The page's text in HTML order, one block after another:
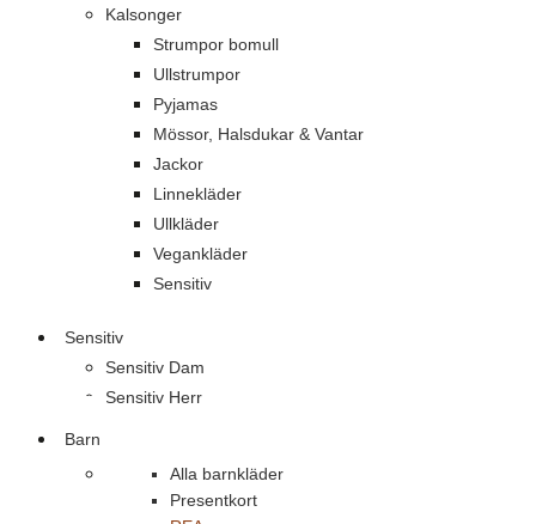
Kalsonger
Strumpor bomull
Ullstrumpor
Pyjamas
Mössor, Halsdukar & Vantar
Jackor
Linnekläder
Ullkläder
Vegankläder
Sensitiv
Sensitiv
Sensitiv Dam
Sensitiv Herr
Barn
Alla barnkläder
Presentkort